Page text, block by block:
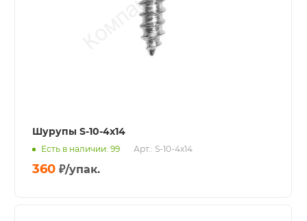
Шурупы S-10-4x14
Есть в наличии: 99 Арт.: S-10-4x14
360 ₽/упак.